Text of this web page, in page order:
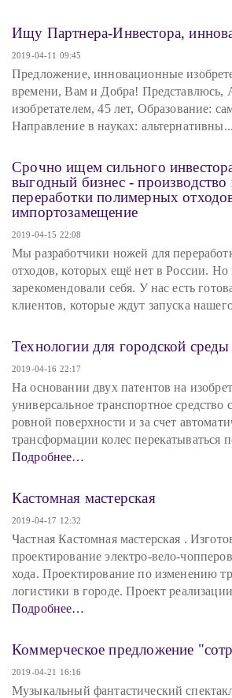
Ищу Партнера-Инвестора,
2019-04-11 09:45
Предложение, инновационные
времени, Вам и Добра! Представлюсь,
изобретателем, 45 лет, Образование:
Направление в науках:
Срочно ищем сильного
выгодный бизнес -
переработки полимерных
импортозамещение
2019-04-15 22:08
Мы разработчики ножей для
отходов, которых ещё нет в России.
зарекомендовали себя. У нас есть
клиентов, которые ждут запуска
Технологии для городской среды
2019-04-16 22:17
На основании двух патентов на
универсальное транспортное средство
ровной поверхности и за счет
трансформации колес перекатываться
Подробнее…
Кастомная мастерская
2019-04-17 12:32
Частная Кастомная мастерская .
проектирование электро-вело-
хода. Проектирование по изменению
логистики в городе. Проект
Подробнее…
Коммерческое предложение
2019-04-21 16:16
Музыкальный фантастический